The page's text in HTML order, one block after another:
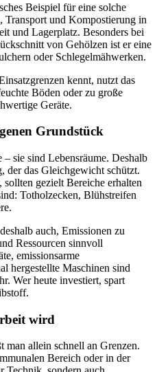
Beispiel für eine solche
und Kompostierung in
und Lagerplatz. Besonders bei
von Gehölzen ist er eine
oder Schlegelmähwerken.
kennt, nutzt das
Böden oder zu große
Geräte.
Grundstück
sie sind Lebensräume. Deshalb
der das Gleichgewicht schützt.
sollten gezielt Bereiche erhalten
Totholzecken, Blühstreifen
auch, Emissionen zu
Ressourcen sinnvoll
emissionsarme
hergestellte Maschinen sind
Wer heute investiert, spart
wird
allein schnell an Grenzen.
Bereich oder in der